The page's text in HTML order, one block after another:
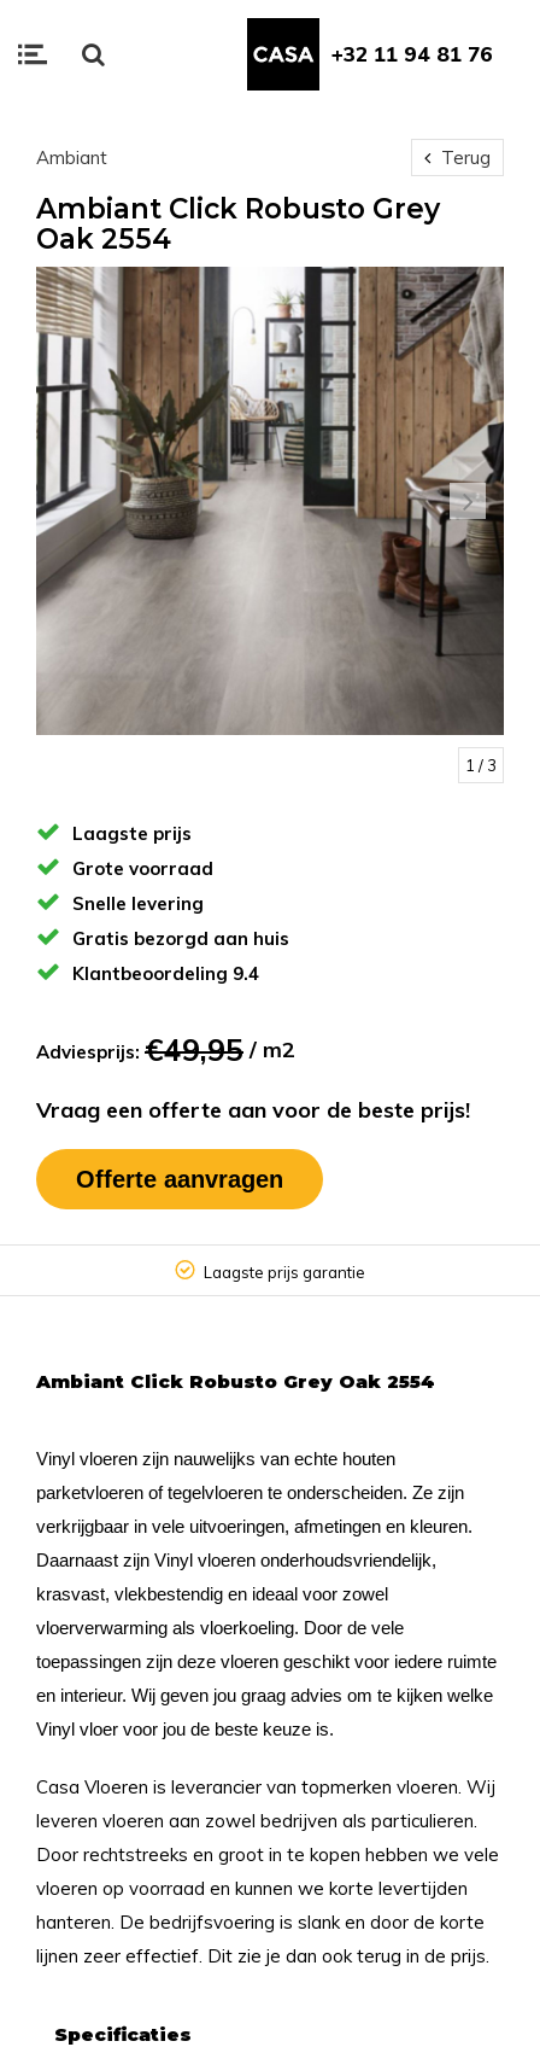
+32 11 94 81 76
Ambiant Terug
Ambiant Click Robusto Grey
Oak 2554
1 / 3
Laagste prijs
Grote voorraad
Snelle levering
Gratis bezorgd aan huis
Klantbeoordeling 9.4
Adviesprijs: €49,95 / m2
Vraag een offerte aan voor de beste prijs!
Offerte aanvragen
Laagste prijs garantie
Ambiant Click Robusto Grey Oak 2554
Vinyl vloeren zijn nauwelijks van echte houten
parketvloeren of tegelvloeren te onderscheiden. Ze zijn
verkrijgbaar in vele uitvoeringen, afmetingen en kleuren.
Daarnaast zijn Vinyl vloeren onderhoudsvriendelijk,
krasvast, vlekbestendig en ideaal voor zowel
vloerverwarming als vloerkoeling. Door de vele
toepassingen zijn deze vloeren geschikt voor iedere ruimte
en interieur. Wij geven jou graag advies om te kijken welke
Vinyl vloer voor jou de beste keuze is.
Casa Vloeren is leverancier van topmerken vloeren. Wij
leveren vloeren aan zowel bedrijven als particulieren.
Door rechtstreeks en groot in te kopen hebben we vele
vloeren op voorraad en kunnen we korte levertijden
hanteren. De bedrijfsvoering is slank en door de korte
lijnen zeer effectief. Dit zie je dan ook terug in de prijs.
Specificaties